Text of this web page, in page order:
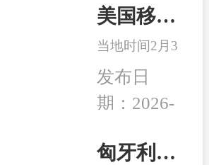
赢”的国际化
平台。
未来可能会面
论是为了孩子
的教育、家人
的养老，还是
出行的自由，
和未来多一层
美国移民最新消息：特朗普百万金卡项目被起诉！
当地时间2月3
日，美国多家
组织和团体正
式将一纸诉状
联邦法院，起
发布日
期：2026-
匈牙利永居卡到期续签服务：全程国内办理，直接换发10年新卡